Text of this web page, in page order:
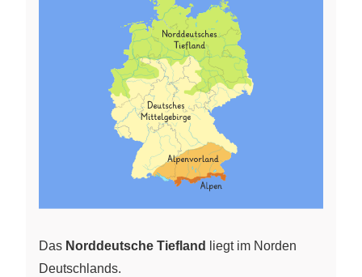
Das Norddeutsche Tiefland
liegt im Norden
Deutschlands.